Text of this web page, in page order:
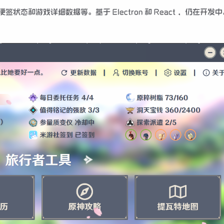
签状态和游戏详细数据等。基于 Electron 和 React ，仍在开发